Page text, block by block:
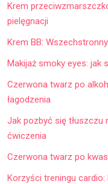
Krem
pielęgnacji
Krem BB:
Makijaż smoky eyes:
Czerwona twarz po
łagodzenia
Jak pozbyć się tłuszczu
ćwiczenia
Czerwona twarz po
Korzyści treningu